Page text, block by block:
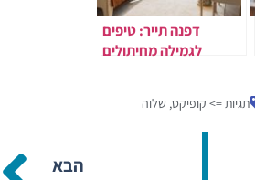
דפנה תייר: טיפים
לגמילה מחיתולים
תגיות => קופיקס, שלוה
הבא